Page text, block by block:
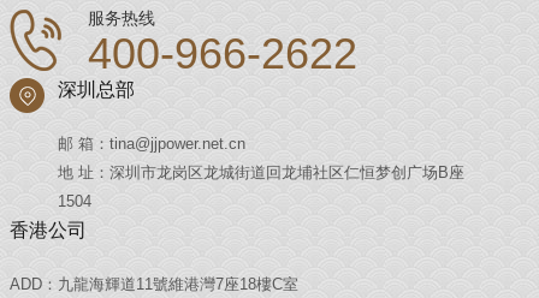
服务热线
400-966-2622
深圳总部
邮 箱：tina@jjpower.net.cn
地 址：深圳市龙岗区龙城街道回龙埔社区仁恒梦创广场B座
1504
香港公司
ADD：九龍海輝道11號維港灣7座18樓C室